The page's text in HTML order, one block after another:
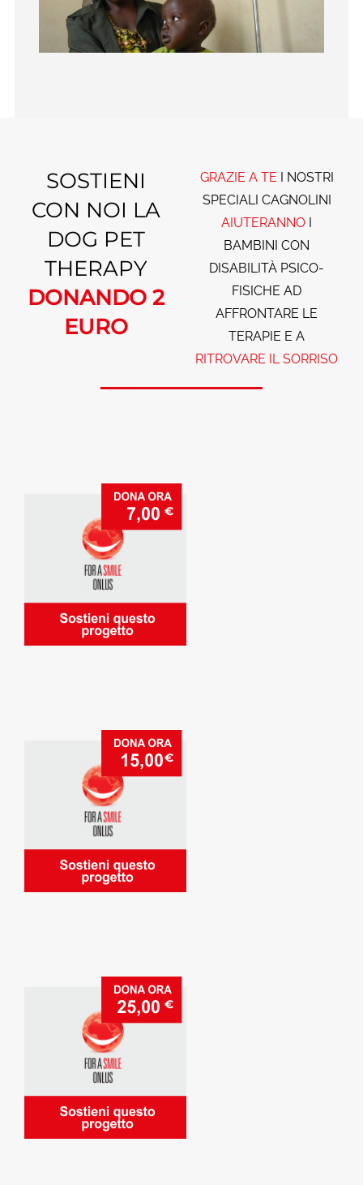
SOSTIENI
CON NOI LA
DOG PET
THERAPY
DONANDO 2
EURO
GRAZIE A TE I NOSTRI
SPECIALI CAGNOLINI
AIUTERANNO I
BAMBINI CON
DISABILITÀ PSICO-
FISICHE AD
AFFRONTARE LE
TERAPIE E A
RITROVARE IL SORRISO